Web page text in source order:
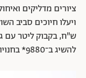
ציורים מדליקים
ש"ח, בקבוק ליטר עם
להשיג ב־9880* בחנויות נבחרות וב